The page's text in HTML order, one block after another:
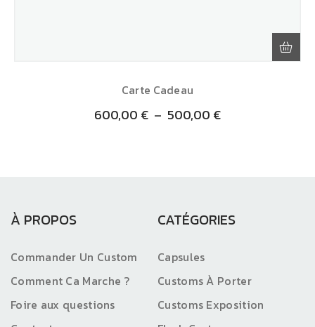
Carte Cadeau
600,00 € – 500,00 €
À PROPOS
Commander Un Custom
Comment Ca Marche ?
Foire aux questions
CATÉGORIES
Capsules
Customs À Porter
Customs Exposition